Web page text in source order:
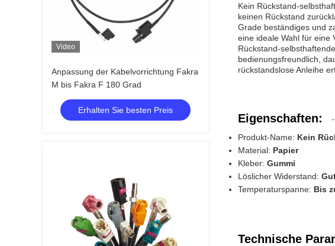
Video
Anpassung der Kabelvorrichtung Fakra
M bis Fakra F 180 Grad
Erhalten Sie besten Preis
Kein Rückstand-
keinen Rückstand
Grade beständiges und
eine ideale Wahl für eine
Rückstand-
bedienungsfreundlich,
rückstandslose Anleihe
Eigenschaften:
Produkt-Name: Kein
Material: Papier
Kleber: Gummi
Löslicher Widerstand:
Temperaturspanne: Bis
Technische